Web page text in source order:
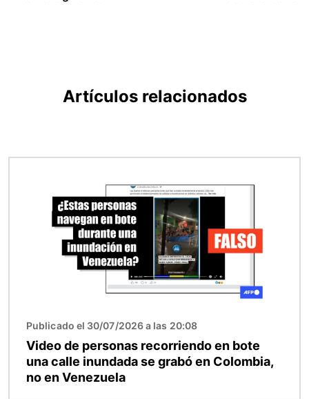
Artículos relacionados
Publicado el 30/07/2026 a las 20:08
Video de personas recorriendo en bote
una calle inundada se grabó en Colombia,
no en Venezuela